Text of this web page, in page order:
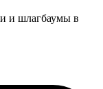
и шлагбаумы в